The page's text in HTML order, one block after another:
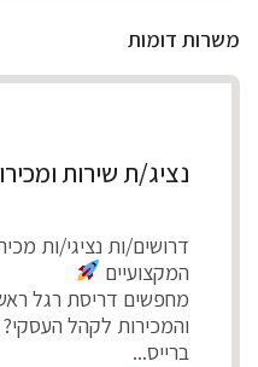
משרות דומות
נציג/ת שירות
המקצועיים
מחפשים דריסת רגל
והמכירות לקהל
ברייס...